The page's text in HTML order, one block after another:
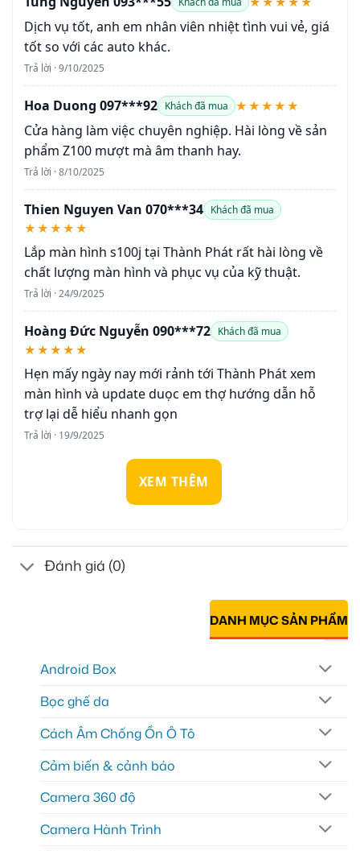
Dịch vụ tốt, anh em nhân viên nhiệt tình vui vẻ, giá
tốt so với các auto khác.
Trả lời · 9/10/2025
Hoa Duong 097***92 Khách đã mua ★★★★★
Cửa hàng làm việc chuyên nghiệp. Hài lòng về sản
phẩm Z100 mượt mà âm thanh hay.
Trả lời · 8/10/2025
Thien Nguyen Van 070***34 Khách đã mua
★★★★★
Lắp màn hình s100j tại Thành Phát rất hài lòng về
chất lượng màn hình và phục vụ của kỹ thuật.
Trả lời · 24/9/2025
Hoàng Đức Nguyễn 090***72 Khách đã mua
★★★★★
Hẹn mấy ngày nay mới rảnh tới Thành Phát xem
màn hình và update duọc em thợ hướng dẫn hỗ
trợ lại dễ hiểu nhanh gọn
Trả lời · 19/9/2025
XEM THÊM
Đánh giá (0)
DANH MỤC SẢN PHẨM
Android Box
Bọc ghế da
Cách Âm Chống Ồn Ô Tô
Cảm biến & cảnh báo
Camera 360 độ
Camera Hành Trình